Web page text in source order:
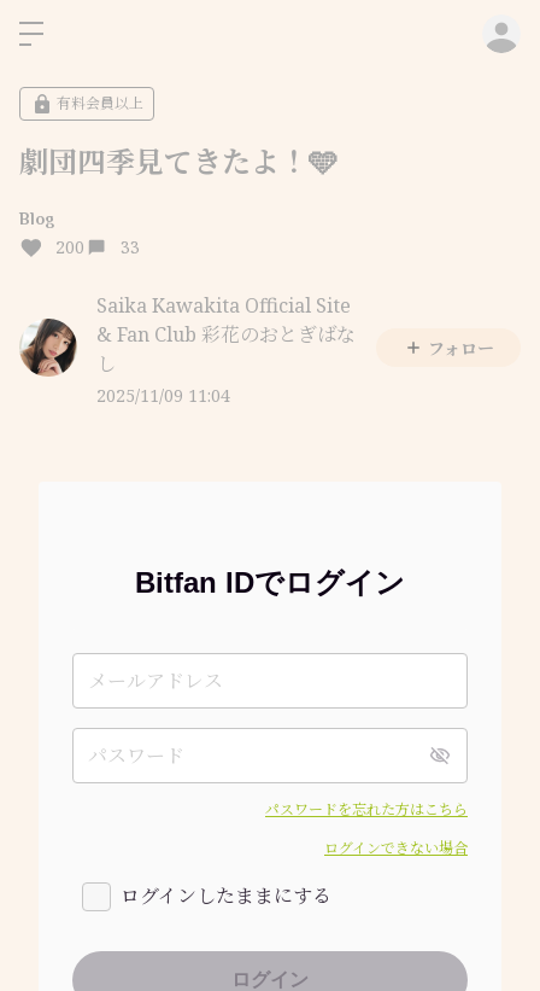
有料会員以上
劇団四季見てきたよ！🩵
Blog
200 33
Saika Kawakita Official Site
& Fan Club 彩花のおとぎばな
し
2025/11/09 11:04
フォロー
Bitfan IDでログイン
パスワードを忘れた方はこちら
ログインできない場合
ログインしたままにする